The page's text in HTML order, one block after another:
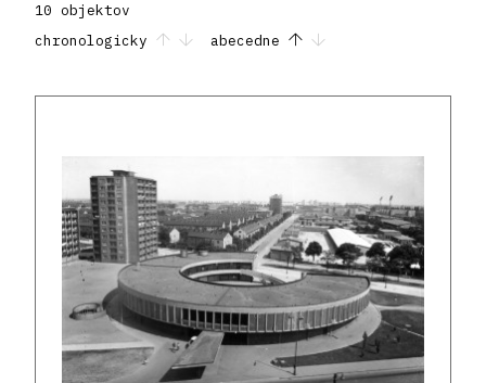
10 objektov
chronologicky
abecedne